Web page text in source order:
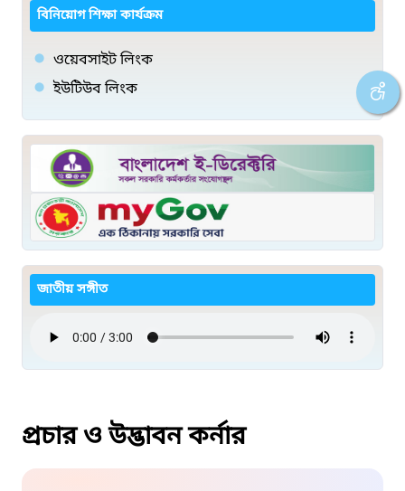
বিনিয়োগ শিক্ষা কার্যক্রম
ওয়েবসাইট লিংক
ইউটিউব লিংক
জাতীয় সঙ্গীত
প্রচার ও উদ্ভাবন কর্নার